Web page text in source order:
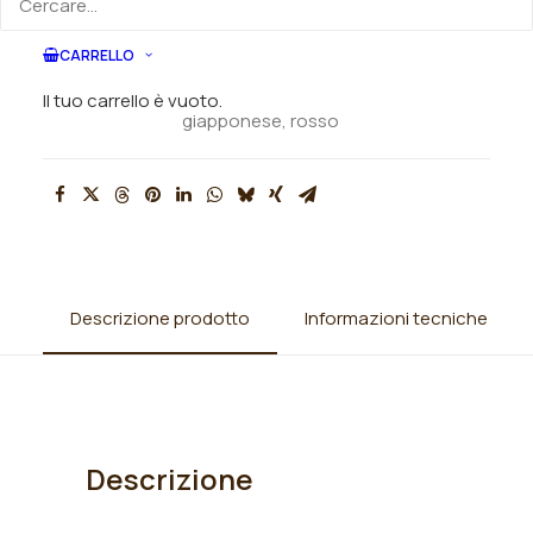
CARRELLO
Il tuo carrello è vuoto.
Categorie
Tag
fiore ad anemone
giapponese, rosso
Descrizione prodotto Informazioni tecniche
Descrizione